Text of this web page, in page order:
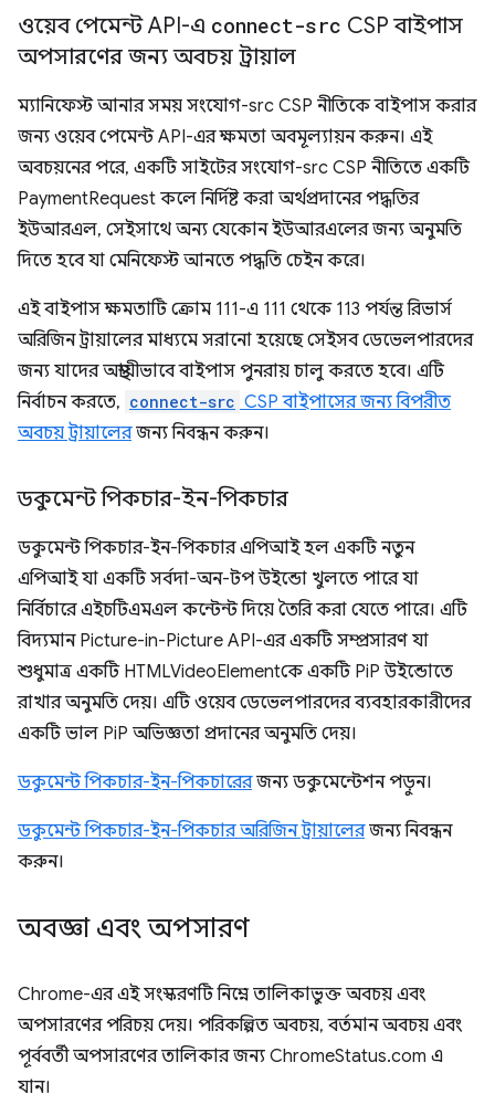
ওয়েব পেমেন্ট API-এ connect-src CSP বাইপাস
অপসারণের জন্য অবচয় ট্রায়াল
ম্যানিফেস্ট আনার সময় সংযোগ-src CSP নীতিকে বাইপাস করার
জন্য ওয়েব পেমেন্ট API-এর ক্ষমতা অবমূল্যায়ন করুন। এই
অবচয়নের পরে, একটি সাইটের সংযোগ-src CSP নীতিতে একটি
PaymentRequest কলে নির্দিষ্ট করা অর্থপ্রদানের পদ্ধতির
ইউআরএল, সেইসাথে অন্য যেকোন ইউআরএলের জন্য অনুমতি
দিতে হবে যা মেনিফেস্ট আনতে পদ্ধতি চেইন করে।
এই বাইপাস ক্ষমতাটি ক্রোম 111-এ 111 থেকে 113 পর্যন্ত রিভার্স
অরিজিন ট্রায়ালের মাধ্যমে সরানো হয়েছে সেইসব ডেভেলপারদের
জন্য যাদের অস্থায়ীভাবে বাইপাস পুনরায় চালু করতে হবে। এটি
নির্বাচন করতে, connect-src CSP বাইপাসের জন্য বিপরীত
অবচয় ট্রায়ালেরজন্য নিবন্ধন করুন।
ডকুমেন্ট পিকচার-ইন-পিকচার
ডকুমেন্ট পিকচার-ইন-পিকচার এপিআই হল একটি নতুন
এপিআই যা একটি সর্বদা-অন-টপ উইন্ডো খুলতে পারে যা
নির্বিচারে এইচটিএমএল কন্টেন্ট দিয়ে তৈরি করা যেতে পারে। এটি
বিদ্যমান Picture-in-Picture API-এর একটি সম্প্রসারণ যা
শুধুমাত্র একটি HTMLVideoElementকে একটি PiP উইন্ডোতে
রাখার অনুমতি দেয়। এটি ওয়েব ডেভেলপারদের ব্যবহারকারীদের
একটি ভাল PiP অভিজ্ঞতা প্রদানের অনুমতি দেয়।
ডকুমেন্ট পিকচার-ইন-পিকচারেরজন্য ডকুমেন্টেশন পড়ুন।
ডকুমেন্ট পিকচার-ইন-পিকচার অরিজিন ট্রায়ালেরজন্য নিবন্ধন
করুন।
অবজ্ঞা এবং অপসারণ
Chrome-এর এই সংস্করণটি নিম্নে তালিকাভুক্ত অবচয় এবং
অপসারণের পরিচয় দেয়। পরিকল্পিত অবচয়, বর্তমান অবচয় এবং
পূর্ববর্তী অপসারণের তালিকার জন্য ChromeStatus.com এ
যান।